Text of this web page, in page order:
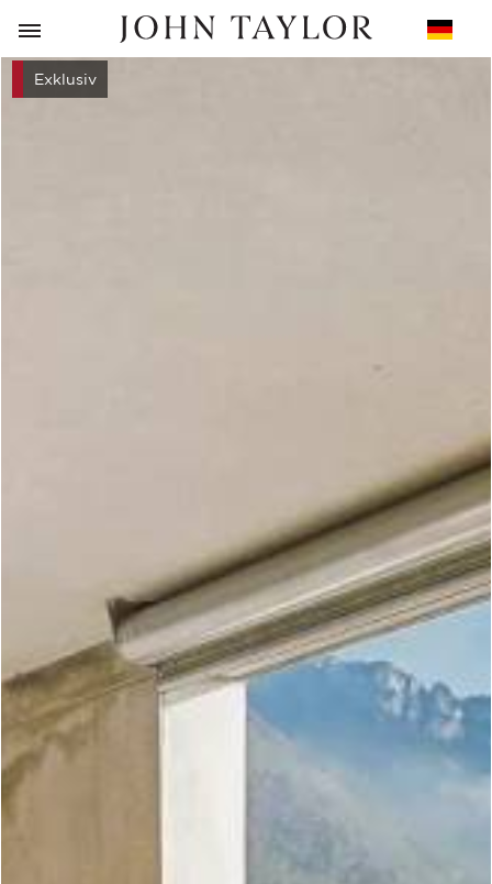
ZURÜCK
Exklusiv